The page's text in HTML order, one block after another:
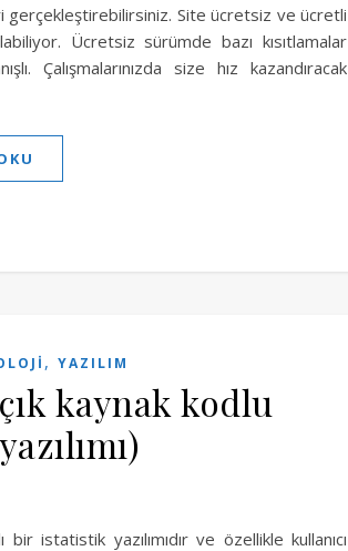
gerçekleştirebilirsiniz. Site ücretsiz ve ücretli
Ücretsiz sürümde bazı kısıtlamalar
Çalışmalarınızda size hız kazandıracak
, YAZILIM
kaynak kodlu
bir istatistik yazılımıdır ve özellikle kullanıcı